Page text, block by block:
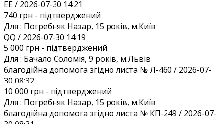
EE / 2026-07-30 14:21
740 грн - підтверджений
Для : Погребняк Назар, 15 років, м.Київ
QQ / 2026-07-30 14:19
5 000 грн - підтверджений
Для : Бачало Соломія, 9 років, м.Львів
благодійна допомога згідно листа № Л-460 / 2026-07-
30 08:32
10 000 грн - підтверджений
Для : Погребняк Назар, 15 років, м.Київ
благодійна допомога згідно листа № КП-249 / 2026-07-